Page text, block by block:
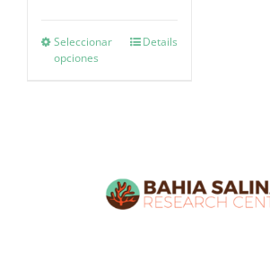
Seleccionar
opciones
Details